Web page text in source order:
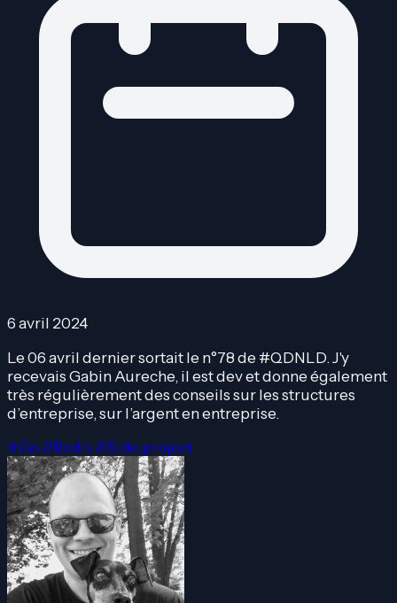
6 avril 2024
Le 06 avril dernier sortait le n°78 de #QDNLD. J'y
recevais Gabin Aureche, il est dev et donne également
très régulièrement des conseils sur les structures
d’entreprise, sur l’argent en entreprise.
#Go #Redis #Side project